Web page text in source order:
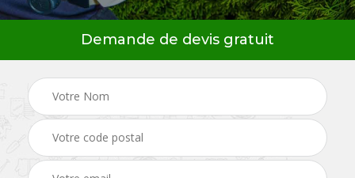
Demande de devis gratuit